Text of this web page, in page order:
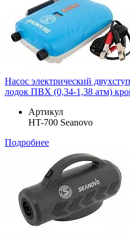
Насос электрический
лодок ПВХ (0,34-1,38 атм)
Артикул
HT-700 Seanovo
Подробнее